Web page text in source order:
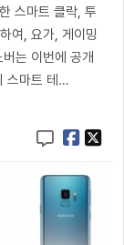
스마트 클락, 투
여, 요가, 게이밍
는 이번에 공개
스마트 테…